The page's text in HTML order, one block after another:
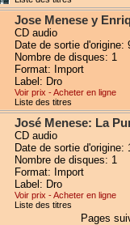
Jose Menese y
CD audio
Date de sortie d'origine:
Nombre de disques: 1
Format: Import
Label: Dro
Voir prix - Acheter en ligne
Liste des titres
José Menese: La
CD audio
Date de sortie d'origine:
Nombre de disques: 1
Format: Import
Label: Dro
Voir prix - Acheter en ligne
Liste des titres
Pages